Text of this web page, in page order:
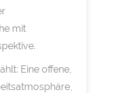
mit
Eine offene,